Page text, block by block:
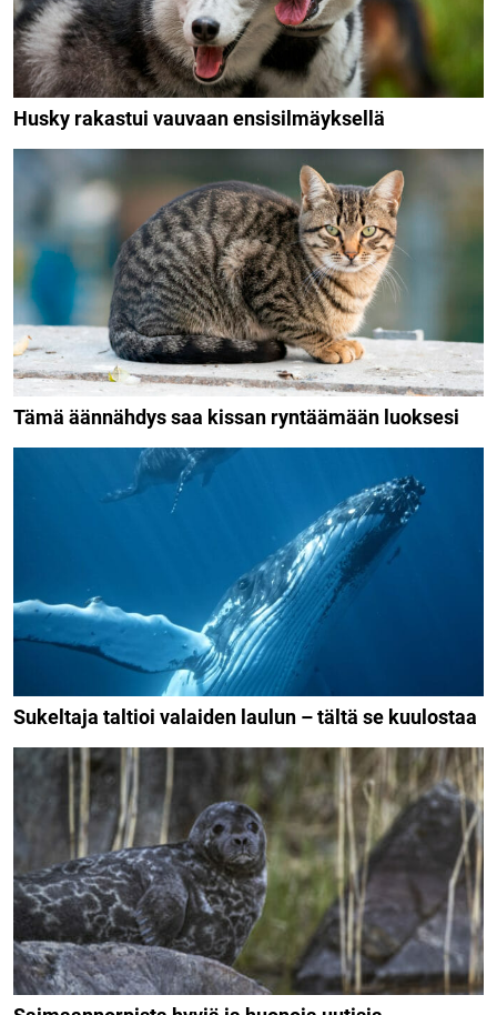
Husky rakastui vauvaan ensisilmäyksellä
Tämä äännähdys saa kissan ryntäämään luoksesi
Sukeltaja taltioi valaiden laulun – tältä se kuulostaa